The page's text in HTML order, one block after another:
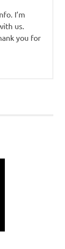
I’m
us.
you for